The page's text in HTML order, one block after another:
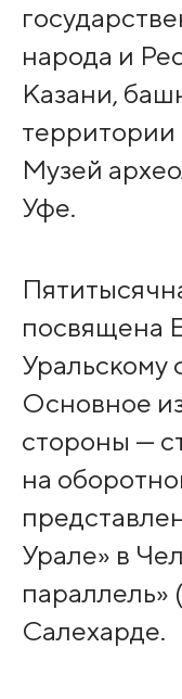
народа и
Казани,
территории
Музей
Уфе.
посвящена
Уральскому
Основное
стороны —
на
Урале» в
параллель»
Салехарде.